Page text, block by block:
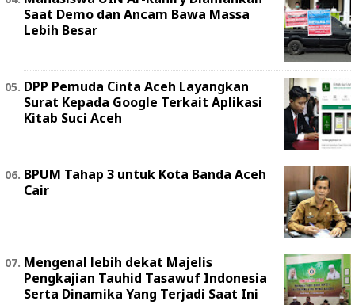
Saat Demo dan Ancam Bawa Massa
Lebih Besar
DPP Pemuda Cinta Aceh Layangkan
Surat Kepada Google Terkait Aplikasi
Kitab Suci Aceh
BPUM Tahap 3 untuk Kota Banda Aceh
Cair
Mengenal lebih dekat Majelis
Pengkajian Tauhid Tasawuf Indonesia
Serta Dinamika Yang Terjadi Saat Ini